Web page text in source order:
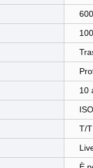
10
T/